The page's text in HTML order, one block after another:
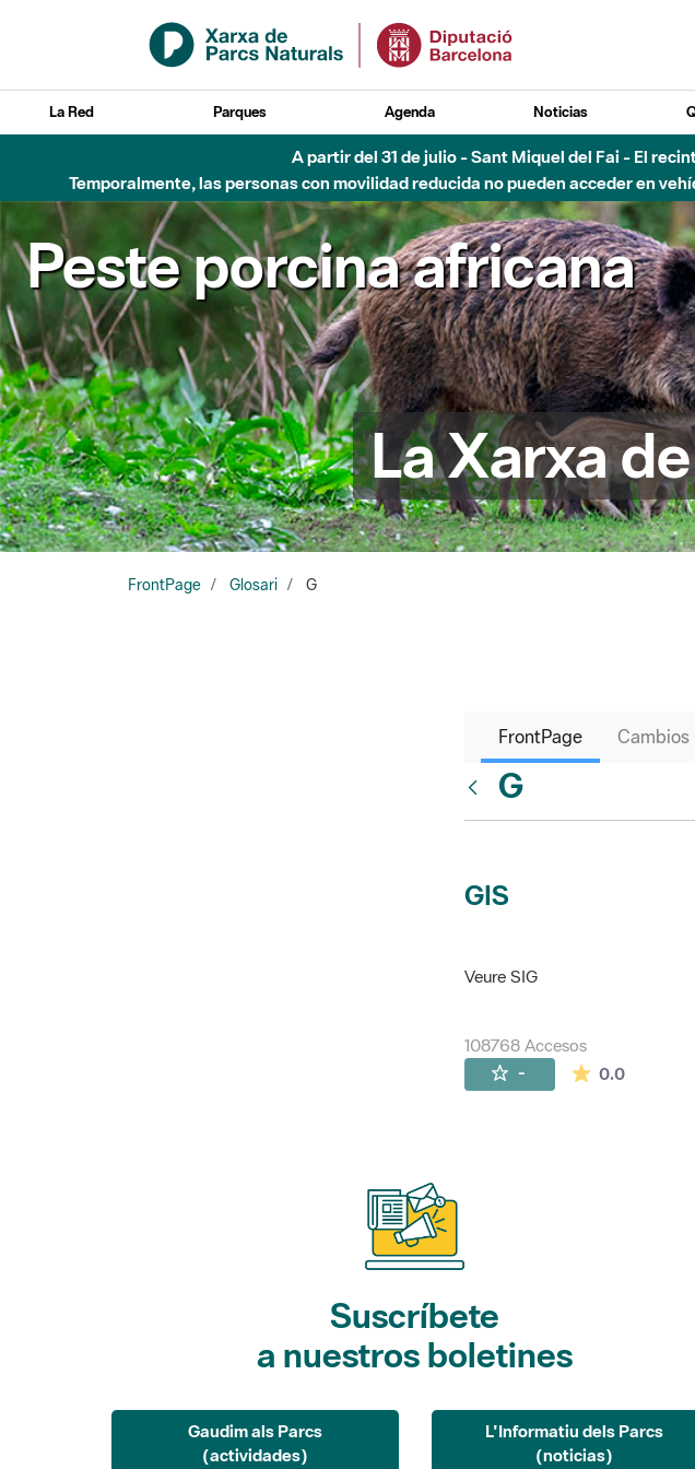
Saltar al contenido principal
La Red Parques Agenda Noticias
A partir del 31 de julio - Sant Miquel del Fai - El
Temporalmente, las personas con movilidad reducida no pueden acceder en
Peste porcina africana
La Xarxa
FrontPage Glosari G
FrontPage
G
GIS
Veure SIG
108768 Accesos
- 0.0La
Suscríbete
a nuestros boletines
Gaudim als Parcs
(actividades)
L'Informatiu dels Parcs
(noticias)